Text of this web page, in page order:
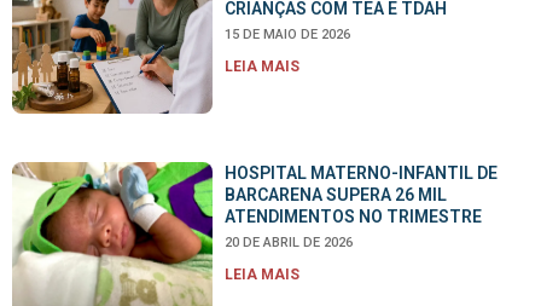
CRIANÇAS COM TEA E TDAH
15 DE MAIO DE 2026
LEIA MAIS
HOSPITAL MATERNO-INFANTIL DE
BARCARENA SUPERA 26 MIL
ATENDIMENTOS NO TRIMESTRE
20 DE ABRIL DE 2026
LEIA MAIS